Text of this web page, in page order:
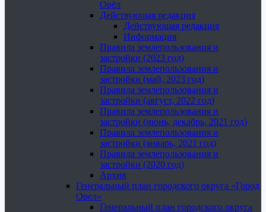
Орёл
Действующая редакция
Действующая редакция
Информация
Правила землепользования и
застройки (2023 год)
Правила землепользования и
застройки (май, 2023 год)
Правила землепользования и
застройки (август, 2022 год)
Правила землепользования и
застройки (июнь, декабрь, 2021 год)
Правила землепользования и
застройки (январь, 2021 год)
Правила землепользования и
застройки (2020 год)
Архив
Генеральный план городского округа «Город
Орел»
Генеральный план городского округа